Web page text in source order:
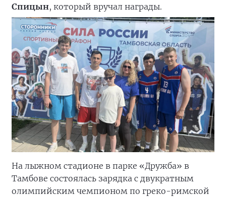
Спицын, который вручал награды.
На лыжном стадионе в парке «Дружба» в
Тамбове состоялась зарядка с двукратным
олимпийским чемпионом по греко-римской